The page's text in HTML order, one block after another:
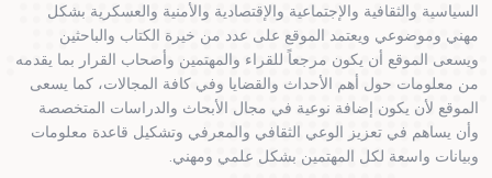
السياسية والثقافية والإجتماعية والإقتصادية والأمنية والعسكرية بشكل
مهني وموضوعي ويعتمد الموقع على عدد من خيرة الكتاب والباحثين
ويسعى الموقع أن يكون مرجعاً للقراء والمهتمين وأصحاب القرار بما يقدمه
من معلومات حول أهم الأحداث والقضايا وفي كافة المجالات، كما يسعى
الموقع لأن يكون إضافة نوعية في مجال الأبحاث والدراسات المتخصصة
وأن يساهم في تعزيز الوعي الثقافي والمعرفي وتشكيل قاعدة معلومات
وبيانات واسعة لكل المهتمين بشكل علمي ومهني.